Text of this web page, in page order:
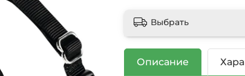
Выбрать
Описание